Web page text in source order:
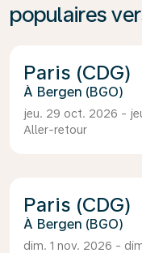
populaires
Paris (CDG)
Bergen (BGO)
jeu. 29 oct. 2026 -
Aller-retour
Paris (CDG)
Bergen (BGO)
dim. 1 nov. 2026 -